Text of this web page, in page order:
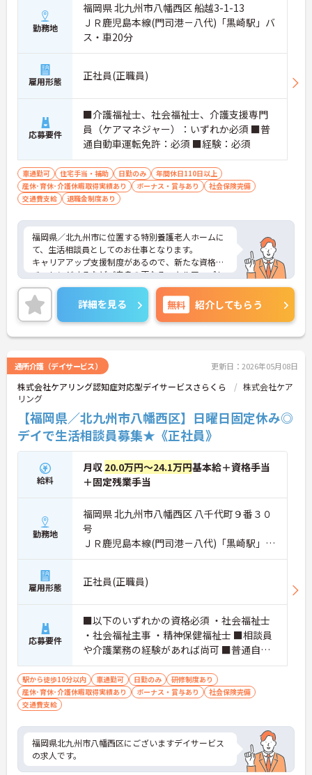
勤務地
福岡県 北九州市八幡西区 船越3-1-13
ＪＲ鹿児島本線(門司港－八代)「黒崎駅」バ
ス・車20分
雇用形態 正社員(正職員)
応募要件
■介護福祉士、社会福祉士、介護支援専門
員（ケアマネジャー）：いずれか必須 ■普
通自動車運転免許：必須 ■経験：必須
車通勤可 住宅手当・補助 日勤のみ
年間休日110日以上
産休･育休･介護休暇取得実績あり
ボーナス・賞与あり
社会保険完備
交通費支給
退職金制度あり
福岡県／北九州市に位置する特別養護老人ホームに
て、生活相談員としてのお仕事となります。
キャリアアップ支援制度があるので、新たな資格に
チャレンジするなどご自身の更なるスキルアップも
可能です！インフルエンザワクチン接種や診療費免
除などありますので、安心してお仕事できます！
ご興味ある方は面接ポイントをお伝えしますので、
お気軽にお問い合わせください♪
詳細を見る 無料 紹介してもらう
通所介護（デイサービス） 更新日：2026年05月08日
株式会社ケアリング認知症対応型デイサービスさらくら
株式会社ケア
リング
【福岡県／北九州市八幡西区】日曜日固定休み◎
デイで生活相談員募集★《正社員》
給料
月収 20.0万円～24.1万円基本給＋資格手当
＋固定残業手当
勤務地
福岡県 北九州市八幡西区 八千代町９番３０
号
ＪＲ鹿児島本線(門司港－八代)「黒崎駅」徒
歩8分
雇用形態 正社員(正職員)
応募要件
■以下のいずれかの資格必須 ・社会福祉士
・社会福祉主事 ・精神保健福祉士 ■相談員
や介護業務の経験があれば尚可 ■普通自動
車運転免許があれば尚可 ■入力ができる程
度のPCスキル（研修も行いますのでご安心
ください！）
駅から徒歩10分以内 車通勤可 日勤のみ
研修制度あり
産休･育休･介護休暇取得実績あり
ボーナス・賞与あり
社会保険完備
交通費支給
福岡県北九州市八幡西区にございますデイサービス
の求人です。